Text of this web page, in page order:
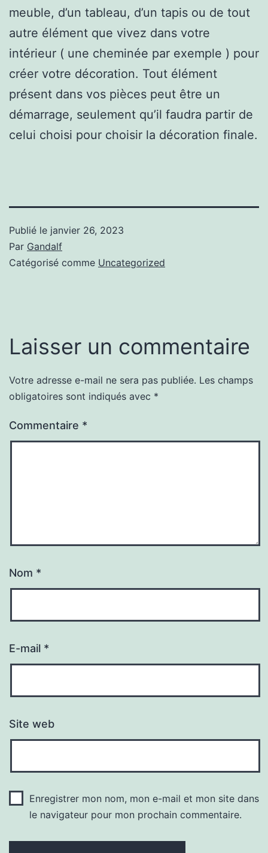
meuble, d’un tableau, d’un tapis ou de tout
autre élément que vivez dans votre
intérieur ( une cheminée par exemple ) pour
créer votre décoration. Tout élément
présent dans vos pièces peut être un
démarrage, seulement qu’il faudra partir de
celui choisi pour choisir la décoration finale.
Publié le janvier 26, 2023
Par Gandalf
Catégorisé comme Uncategorized
Laisser un commentaire
Votre adresse e-mail ne sera pas publiée. Les champs
obligatoires sont indiqués avec *
Commentaire *
Nom *
E-mail *
Site web
Enregistrer mon nom, mon e-mail et mon site dans
le navigateur pour mon prochain commentaire.